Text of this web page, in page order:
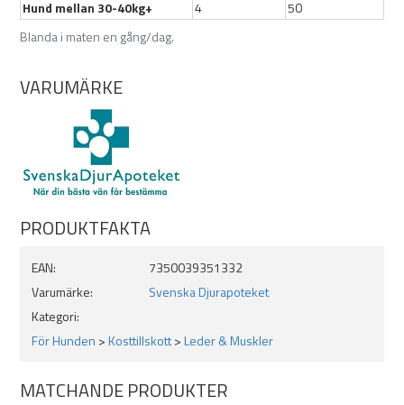
Blanda i maten en gång/dag.
Hund mellan 30-40kg+
4 50
VARUMÄRKE
PRODUKTFAKTA
EAN:
7350039351332
Varumärke:
Svenska Djurapoteket
Kategori:
För Hunden >Kosttillskott>Leder & Muskler
MATCHANDE PRODUKTER